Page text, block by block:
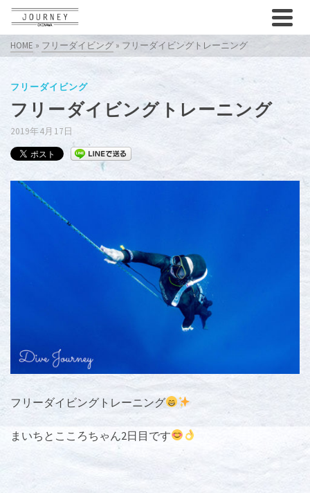
HOME » フリーダイビング » フリーダイビングトレーニング
フリーダイビング
フリーダイビングトレーニング
2019年4月17日
フリーダイビングトレーニング
まいちとこころちゃん2日目です